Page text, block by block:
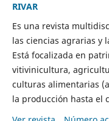
RIVAR
Es una revista
las ciencias agrarias y
Está focalizada en
vitivinicultura,
culturas alimentarias
la producción hasta el